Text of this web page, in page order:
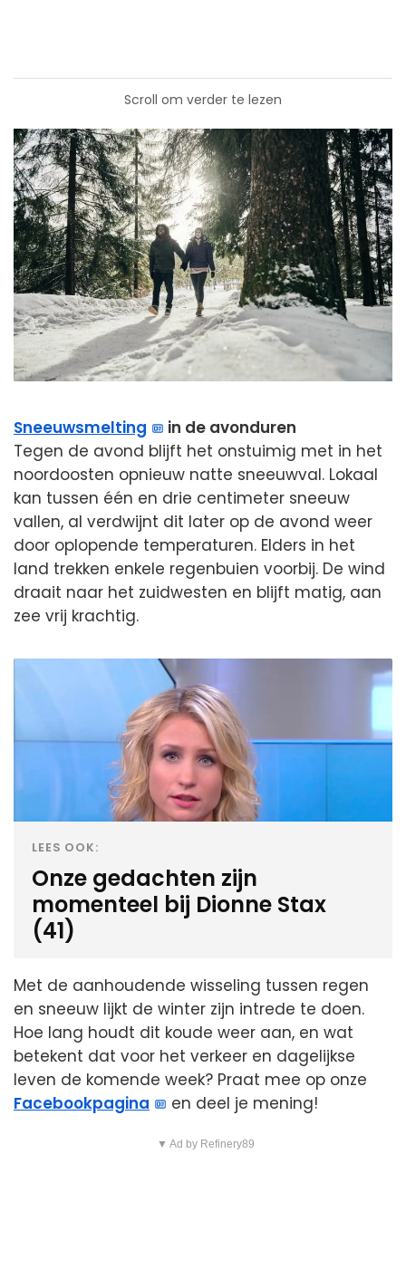
Scroll om verder te lezen
Sneeuwsmelting
in de avonduren
Tegen de avond blijft het onstuimig met in het
noordoosten opnieuw natte sneeuwval. Lokaal
kan tussen één en drie centimeter sneeuw
vallen, al verdwijnt dit later op de avond weer
door oplopende temperaturen. Elders in het
land trekken enkele regenbuien voorbij. De wind
draait naar het zuidwesten en blijft matig, aan
zee vrij krachtig.
LEES OOK:
Onze gedachten zijn
momenteel bij Dionne Stax
(41)
Met de aanhoudende wisseling tussen regen
en sneeuw lijkt de winter zijn intrede te doen.
Hoe lang houdt dit koude weer aan, en wat
betekent dat voor het verkeer en dagelijkse
leven de komende week? Praat mee op onze
Facebookpagina
en deel je mening!
▼ Ad by Refinery89